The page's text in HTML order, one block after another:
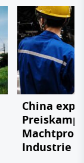
China
Industrie